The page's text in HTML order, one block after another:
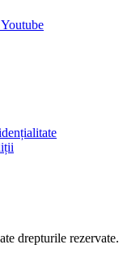
Youtube
drepturile rezervate.​